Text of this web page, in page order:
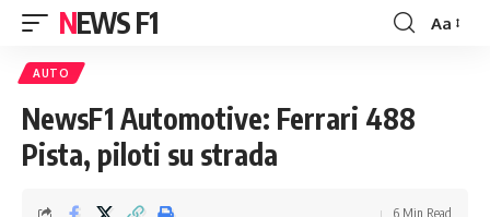
NEWS F1
Font
Aa
AUTO
NewsF1 Automotive: Ferrari 488
Pista, piloti su strada
6 Min Read